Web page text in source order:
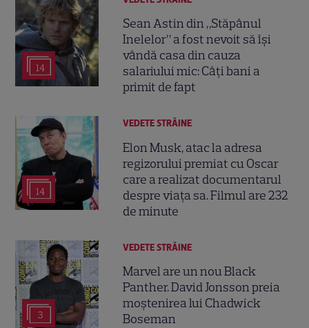
14
Sean Astin din „Stăpânul
Inelelor” a fost nevoit să își
vândă casa din cauza
salariului mic: Câți bani a
primit de fapt
14
VEDETE STRĂINE
Elon Musk, atac la adresa
regizorului premiat cu Oscar
care a realizat documentarul
despre viața sa. Filmul are 232
de minute
3
VEDETE STRĂINE
Marvel are un nou Black
Panther. David Jonsson preia
moștenirea lui Chadwick
Boseman